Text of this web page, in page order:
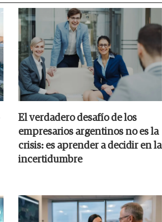
El verdadero desafío de los
empresarios argentinos no es la
crisis: es aprender a decidir en la
incertidumbre